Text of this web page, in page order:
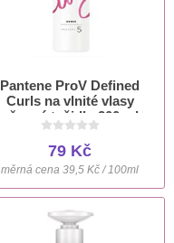
Pantene ProV Defined
Curls na vlnité vlasy
pěnové tužidlo 200 ml
79 Kč
měrná cena 39,5 Kč / 100ml